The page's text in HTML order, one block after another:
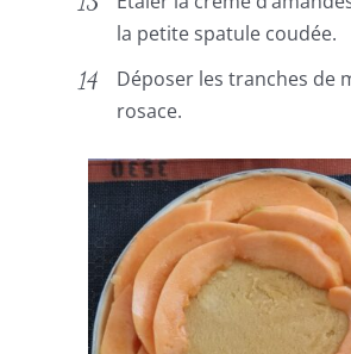
la petite spatule coudée.
Déposer les tranches de
rosace.